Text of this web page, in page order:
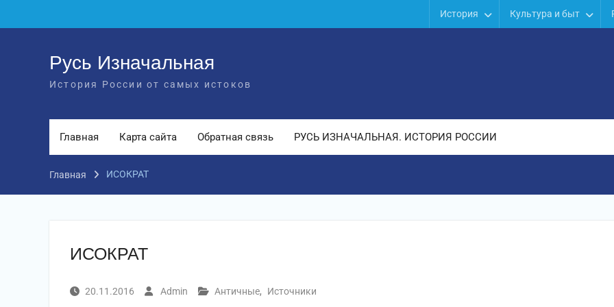
История Культура и быт
Русь Изначальная
История России от самых истоков
Главная Карта сайта Обратная связь РУСЬ ИЗНАЧАЛЬНАЯ. ИСТОРИЯ РОССИИ
Главная ИСОКРАТ
ИСОКРАТ
20.11.2016 Admin Античные, Источники